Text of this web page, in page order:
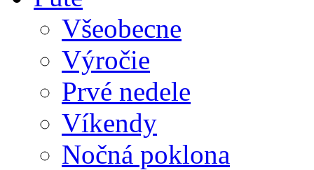
Všeobecne
Výročie
Prvé nedele
Víkendy
Nočná poklona